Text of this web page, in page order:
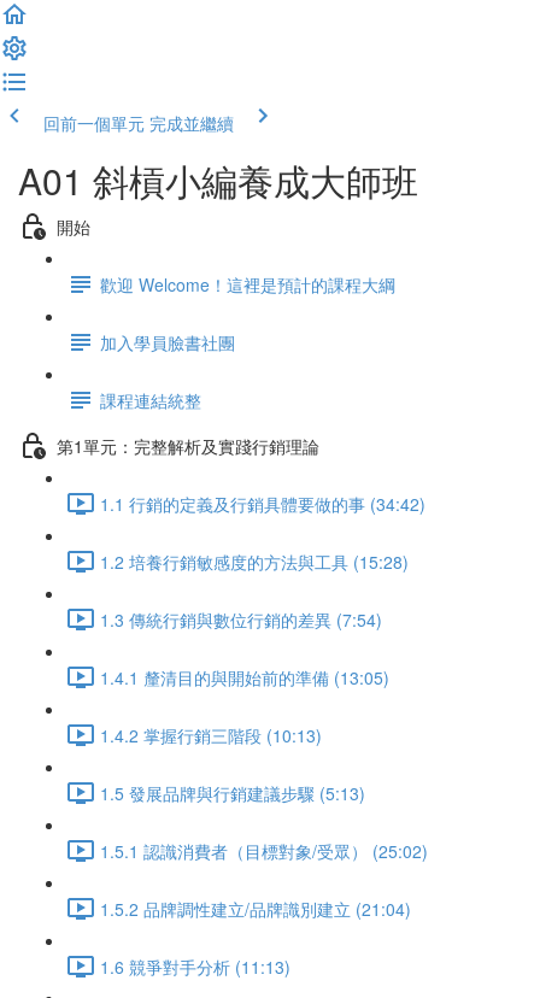
回前一個單元 完成並繼續
A01 斜槓小編養成大師班
開始
歡迎 Welcome！這裡是預計的課程大綱
加入學員臉書社團
課程連結統整
第1單元：完整解析及實踐行銷理論
1.1 行銷的定義及行銷具體要做的事 (34:42)
1.2 培養行銷敏感度的方法與工具 (15:28)
1.3 傳統行銷與數位行銷的差異 (7:54)
1.4.1 釐清目的與開始前的準備 (13:05)
1.4.2 掌握行銷三階段 (10:13)
1.5 發展品牌與行銷建議步驟 (5:13)
1.5.1 認識消費者（目標對象/受眾） (25:02)
1.5.2 品牌調性建立/品牌識別建立 (21:04)
1.6 競爭對手分析 (11:13)